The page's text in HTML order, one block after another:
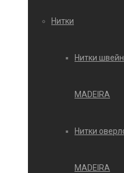
Нитки
Нитки
MADEIRA
Нитки
MADEIRA